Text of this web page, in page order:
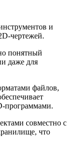
и
чертежей.
понятный
даже для
файлов,
программами.
совместно с
что